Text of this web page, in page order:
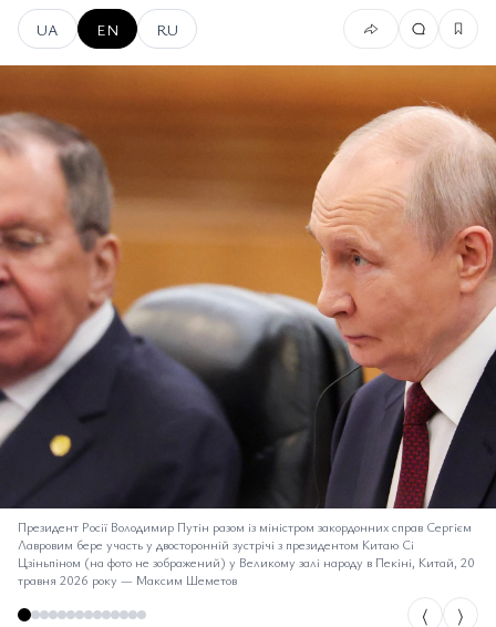
UA EN RU
Президент Росії Володимир Путін разом із міністром закордонних справ Сергієм
Лавровим бере участь у двосторонній зустрічі з президентом Китаю Сі
Цзіньпіном (на фото не зображений) у Великому залі народу в Пекіні, Китай, 20
травня 2026 року — Максим Шеметов
⟨ ⟩